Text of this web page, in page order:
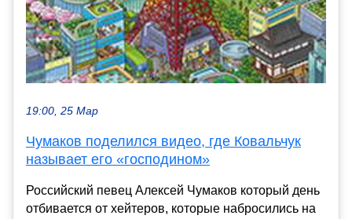
19:00, 25 Мар
Чумаков поделился видео, где Ковальчук
называет его «господином»
Российский певец Алексей Чумаков который день
отбивается от хейтеров, которые набросились на